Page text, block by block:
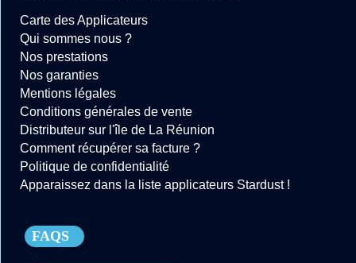
Carte des Applicateurs
Qui sommes nous ?
Nos prestations
Nos garanties
Mentions légales
Conditions générales de vente
Distributeur sur l'île de La Réunion
Comment récupérer sa facture ?
Politique de confidentialité
Apparaissez dans la liste applicateurs Stardust !
FAQS